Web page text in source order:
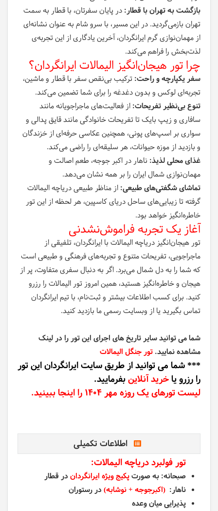
بازگشت به تهران با قطار: در پایان سفرتان، با قطار به سمت
تهران بازمی‌گردید. در این مسیر، با سرو شام به عنوان نشانه‌ای
از مهمان‌نوازی گرم ایرانگردان، آخرین یادگاری از این تجربه‌ی
لذت‌بخش را فراهم می‌کند.
چرا تور هیجان‌انگیز الیمالات ایرانگردان؟
سفر یکپارچه و راحت: ترکیب بی‌نقص سفر با قطار و ماشین،
تجربه‌ای لوکس و بدون دغدغه را برای شما تضمین می‌کند.
تنوع بی‌نظیر تفریحات: از فعالیت‌های ماجراجویانه مانند
سافاری و زیپ بایک تا تفریحات خانوادگی مانند قایق پدالی و
سواری بر اسپ‌های پونی، همچنین عکاسی حرفه‌ای از خزندگان
و بازدید از موزه حیوانات، هر سلیقه‌ای را راضی می‌کند.
غذای محلی لذیذ: ناهار در اکبر جوجه، طعم اصالت و
مهمان‌نوازی شمال ایران را بر همه نشان می‌دهد.
تماشای شگفتی‌های طبیعی: از مناظر طبیعی دریاچه الیمالات
گرفته تا زیبایی‌های ساحل دریای کاسپین، هر لحظه از این تور
خاطره‌انگیز خواهد بود.
آغاز یک تجربه فراموش‌نشدنی
تور هیجان‌انگیز دریاچه الیمالات با ایرانگردان، تلفیقی از
ماجراجویی، تفریحات متنوع و تجربه‌های فرهنگی و طبیعی است
که شما را به دل شمال می‌برد. اگر به دنبال سفری متفاوت، پر از
هیجان و خاطره‌انگیز هستید، همین امروز تور الیمالات را رزرو
کنید. برای کسب اطلاعات بیشتر و ثبت‌نام، با تیم ایرانگردان
تماس بگیرید یا از وبسایت رسمی ما بازدید کنید.
شما می توانید سایر تاریخ های اجرای این تور را در لینک
مشاهده نمایید. تور جنگل الیمالات
*** شما می توانید از طریق سایت ایرانگردان این تور
را رزرو یاخرید آنلاینبفرمایید.
لیست تورهای یک روزه مهر 1404 را اینجا ببینید.
اطلاعات تکمیلی
تور فولبرد دریاچه الیمالات:
صبحانه: به صورتپکیج ویژه ایرانگردان در قطار
ناهار: (اکبرجوجه + نوشابه) در رستوران
پذیرایی میان وعده